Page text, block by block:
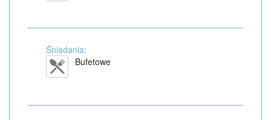
Śniadania:
Bufetowe